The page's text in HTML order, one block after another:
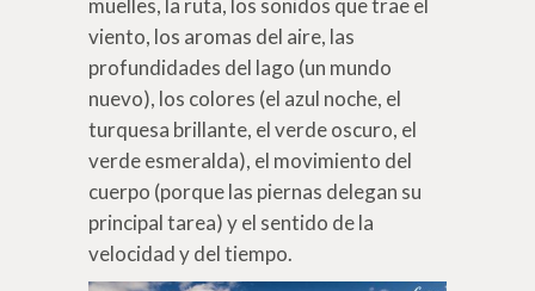
muelles, la ruta, los sonidos que trae el
viento, los aromas del aire, las
profundidades del lago (un mundo
nuevo), los colores (el azul noche, el
turquesa brillante, el verde oscuro, el
verde esmeralda), el movimiento del
cuerpo (porque las piernas delegan su
principal tarea) y el sentido de la
velocidad y del tiempo.